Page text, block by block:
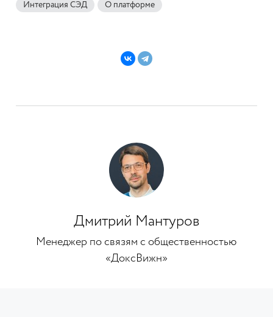
Интеграция СЭД О платформе
Дмитрий Мантуров
Менеджер по связям с общественностью
«ДоксВижн»